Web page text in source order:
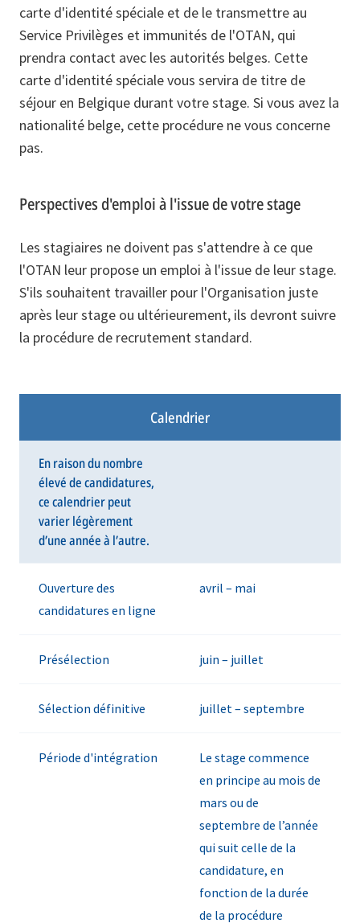
carte d'identité spéciale et de le transmettre au
Service Privilèges et immunités de l'OTAN, qui
prendra contact avec les autorités belges. Cette
carte d'identité spéciale vous servira de titre de
séjour en Belgique durant votre stage. Si vous avez la
nationalité belge, cette procédure ne vous concerne
pas.
Perspectives d'emploi à l'issue de votre stage
Les stagiaires ne doivent pas s'attendre à ce que
l'OTAN leur propose un emploi à l'issue de leur stage.
S'ils souhaitent travailler pour l'Organisation juste
après leur stage ou ultérieurement, ils devront suivre
la procédure de recrutement standard.
Calendrier
En raison du nombre
élevé de candidatures,
ce calendrier peut
varier légèrement
d’une année à l’autre.
Ouverture des
candidatures en ligne
avril – mai
Présélection juin – juillet
Sélection définitive juillet – septembre
Période d'intégration
Le stage commence
en principe au mois de
mars ou de
septembre de l’année
qui suit celle de la
candidature, en
fonction de la durée
de la procédure